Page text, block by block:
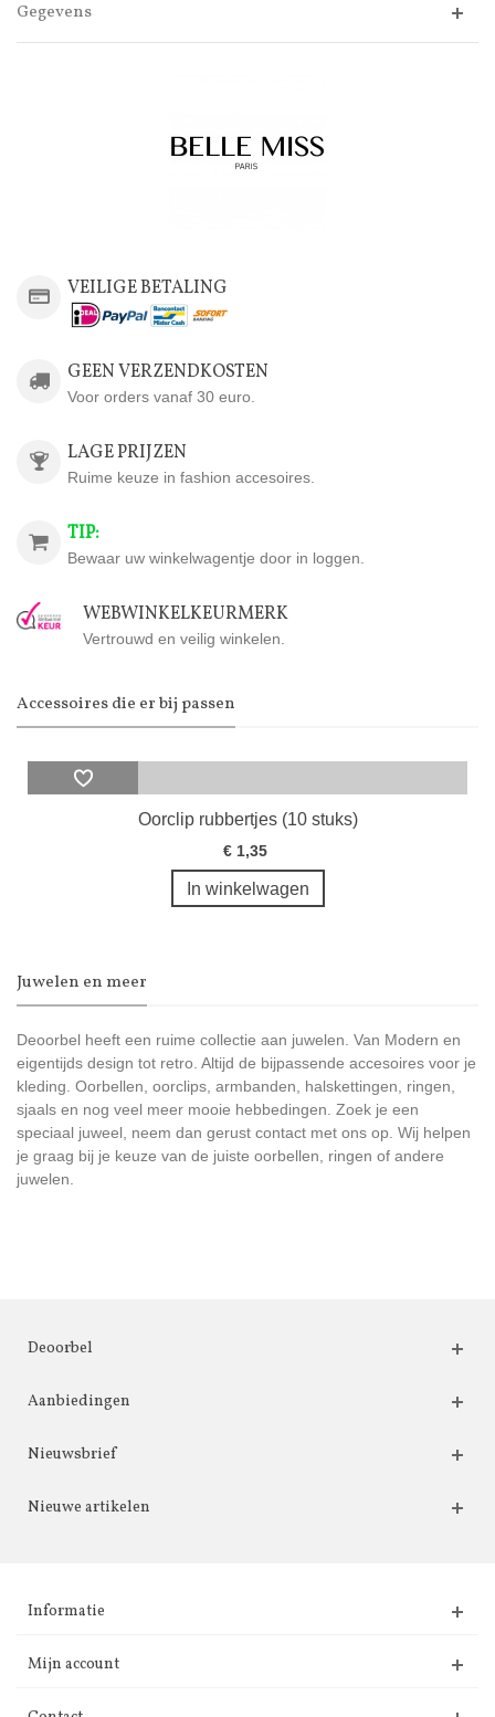
Gegevens
VEILIGE BETALING
GEEN VERZENDKOSTEN
Voor orders vanaf 30 euro.
LAGE PRIJZEN
Ruime keuze in fashion accesoires.
TIP:
Bewaar uw winkelwagentje door in loggen.
WEBWINKELKEURMERK
Vertrouwd en veilig winkelen.
Accessoires die er bij passen
Oorclip rubbertjes (10 stuks)
€ 1,35
In winkelwagen
Juwelen en meer
Deoorbel heeft een ruime collectie aan juwelen. Van Modern en
eigentijds design tot retro. Altijd de bijpassende accesoires voor je
kleding. Oorbellen, oorclips, armbanden, halskettingen, ringen,
sjaals en nog veel meer mooie hebbedingen. Zoek je een
speciaal juweel, neem dan gerust contact met ons op. Wij helpen
je graag bij je keuze van de juiste oorbellen, ringen of andere
juwelen.
Deoorbel
Aanbiedingen
Nieuwsbrief
Nieuwe artikelen
Informatie
Mijn account